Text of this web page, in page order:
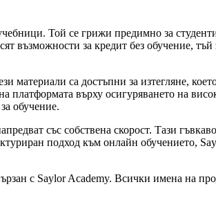
Той се грижи предимно за
възможности за кредит без обучение, тъй
материали са достъпни за изтегляне,
платформата върху осигуряването на
обучение.
със собствена скорост. Тази
подход към онлайн обучението,
с Saylor Academy. Всички имена на